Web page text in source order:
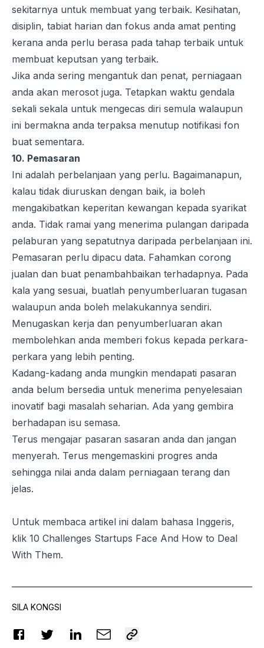
sekitarnya untuk membuat yang terbaik. Kesihatan,
disiplin, tabiat harian dan fokus anda amat penting
kerana anda perlu berasa pada tahap terbaik untuk
membuat keputsan yang terbaik.
Jika anda sering mengantuk dan penat, perniagaan
anda akan merosot juga. Tetapkan waktu gendala
sekali sekala untuk mengecas diri semula walaupun
ini bermakna anda terpaksa menutup notifikasi fon
buat sementara.
10. Pemasaran
Ini adalah perbelanjaan yang perlu. Bagaimanapun,
kalau tidak diuruskan dengan baik, ia boleh
mengakibatkan keperitan kewangan kepada syarikat
anda. Tidak ramai yang menerima pulangan daripada
pelaburan yang sepatutnya daripada perbelanjaan ini.
Pemasaran perlu dipacu data. Fahamkan corong
jualan dan buat penambahbaikan terhadapnya. Pada
kala yang sesuai, buatlah penyumberluaran tugasan
walaupun anda boleh melakukannya sendiri.
Menugaskan kerja dan penyumberluaran akan
membolehkan anda memberi fokus kepada perkara-
perkara yang lebih penting.
Kadang-kadang anda mungkin mendapati pasaran
anda belum bersedia untuk menerima penyelesaian
inovatif bagi masalah seharian. Ada yang gembira
berhadapan isu semasa.
Terus mengajar pasaran sasaran anda dan jangan
menyerah. Terus mengemaskini progres anda
sehingga nilai anda dalam perniagaan terang dan
jelas.
Untuk membaca artikel ini dalam bahasa Inggeris,
klik 10 Challenges Startups Face And How to Deal
With Them.
SILA KONGSI